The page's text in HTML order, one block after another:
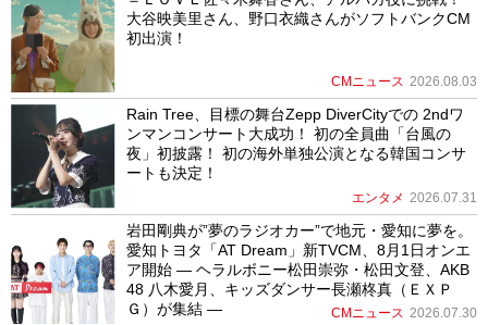
大谷映美里さん、野口衣織さんがソフトバンクCM
初出演！
CMニュース 2026.08.03
Rain Tree、目標の舞台Zepp DiverCityでの 2ndワ
ンマンコンサート大成功！ 初の全員曲「台風の
夜」初披露！ 初の海外単独公演となる韓国コンサ
ートも決定！
エンタメ 2026.07.31
岩田剛典が”夢のラジオカー”で地元・愛知に夢を。
愛知トヨタ「AT Dream」新TVCM、8月1日オンエ
ア開始 ― ヘラルボニー松田崇弥・松田文登、AKB
48 八木愛月、キッズダンサー長瀬柊真（ＥＸＰ
Ｇ）が集結 ―
CMニュース 2026.07.30